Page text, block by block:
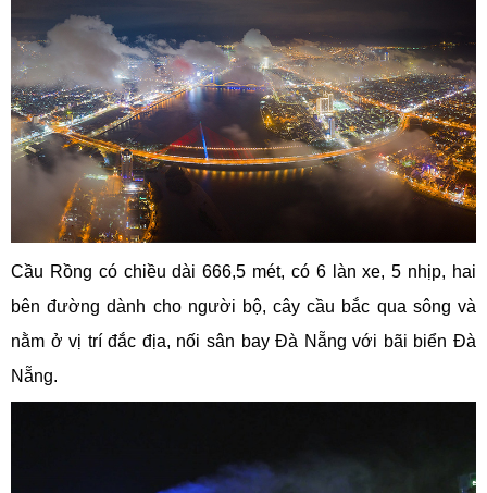
Cầu Rồng có chiều dài 666,5 mét, có 6 làn xe, 5 nhịp, hai
bên đường dành cho người bộ, cây cầu bắc qua sông và
nằm ở vị trí đắc địa, nối sân bay Đà Nẵng với bãi biển Đà
Nẵng.